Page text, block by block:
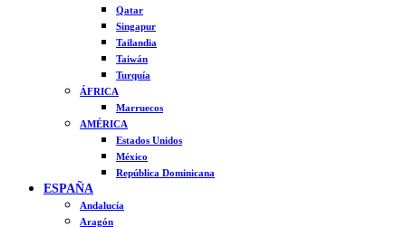
Qatar
Singapur
Tailandia
Taiwán
Turquía
ÁFRICA
Marruecos
AMÉRICA
Estados Unidos
México
República Dominicana
ESPAÑA
Andalucía
Aragón